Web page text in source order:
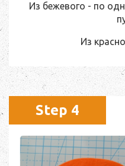
Из бежевого - по
Из
Step 4